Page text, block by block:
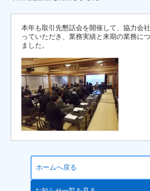
本年も取引先懇話会を開催して、協力会
っていただき、業務実績と来期の業務に
ました。
ホームへ戻る